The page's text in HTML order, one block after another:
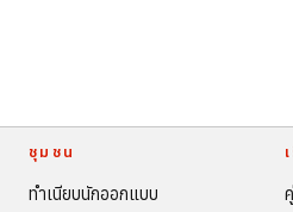
ชุมชน
ทำเนียบนักออกแบบ